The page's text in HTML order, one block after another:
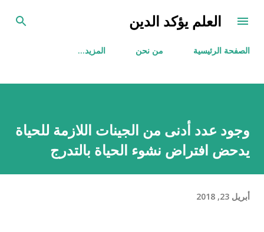
التخطي إلى المحتوى الرئيسي
العلم يؤكد الدين
الصفحة الرئيسية من نحن ‏المزيد…
وجود عدد أدنى من الجينات اللازمة للحياة
يدحض افتراض نشوء الحياة بالتدرج
أبريل 23, 2018